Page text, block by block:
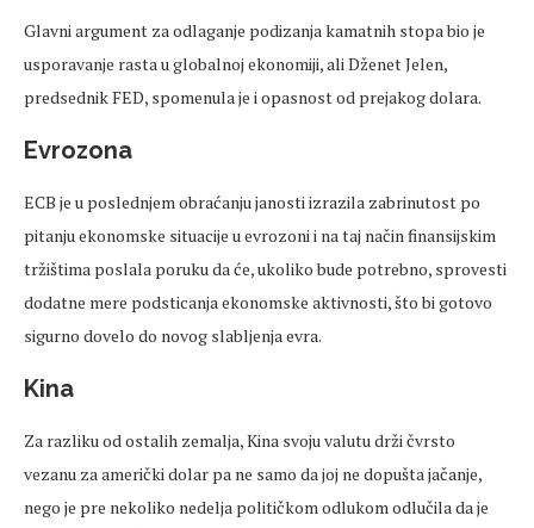
Glavni argument za odlaganje podizanja kamatnih stopa bio je
usporavanje rasta u globalnoj ekonomiji, ali Dženet Jelen,
predsednik FED, spomenula je i opasnost od prejakog dolara.
Evrozona
ECB je u poslednjem obraćanju janosti izrazila zabrinutost po
pitanju ekonomske situacije u evrozoni i na taj način finansijskim
tržištima poslala poruku da će, ukoliko bude potrebno, sprovesti
dodatne mere podsticanja ekonomske aktivnosti, što bi gotovo
sigurno dovelo do novog slabljenja evra.
Kina
Za razliku od ostalih zemalja, Kina svoju valutu drži čvrsto
vezanu za američki dolar pa ne samo da joj ne dopušta jačanje,
nego je pre nekoliko nedelja političkom odlukom odlučila da je